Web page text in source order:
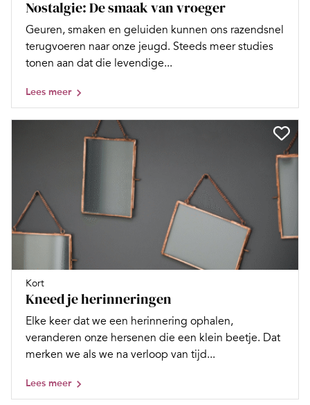
Nostalgie: De smaak van vroeger
Geuren, smaken en geluiden kunnen ons razendsnel
terugvoeren naar onze jeugd. Steeds meer studies
tonen aan dat die levendige...
Lees meer
Kort
Kneed je herinneringen
Elke keer dat we een herinnering ophalen,
veranderen onze hersenen die een klein beetje. Dat
merken we als we na verloop van tijd...
Lees meer